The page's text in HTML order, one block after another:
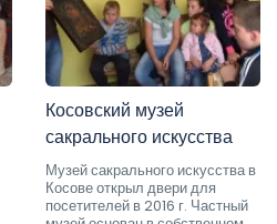
Косовский музей
сакрального искусства
Музей сакрального искусства в
Косове открыл двери для
посетителей в 2016 г. Частный